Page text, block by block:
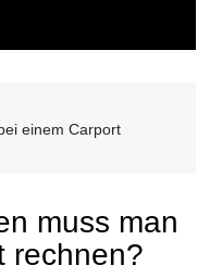
einem Carport
muss man
rechnen?